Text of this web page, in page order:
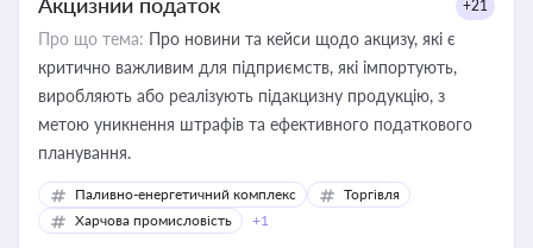
+21
Про що тема: Про новини та кейси щодо акцизу, які є
критично важливим для підприємств, які імпортують,
виробляють або реалізують підакцизну продукцію, з
метою уникнення штрафів та ефективного податкового
планування.
Паливно-енергетичний комплекс
Торгівля
Харчова промисловість
+1